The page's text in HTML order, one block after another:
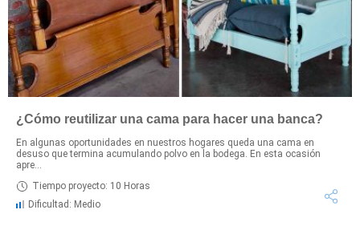
¿Cómo reutilizar una cama para hacer una banca?
En algunas oportunidades en nuestros hogares queda una cama en
desuso que termina acumulando polvo en la bodega. En esta ocasión
apre...
Tiempo proyecto: 10 Horas
Dificultad: Medio